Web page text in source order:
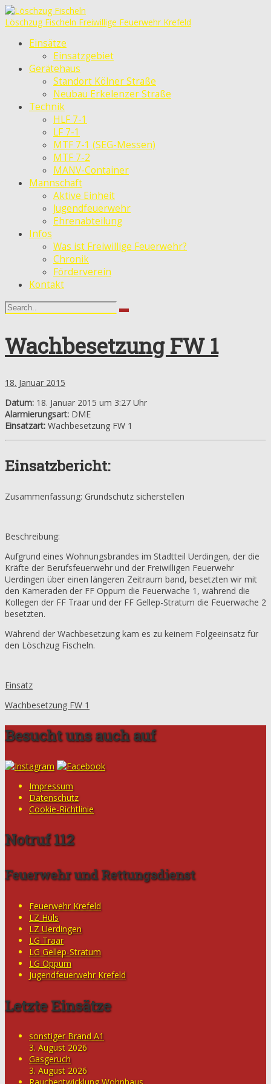
Löschzug Fischeln Freiwillige Feuerwehr Krefeld
Einsätze
Einsatzgebiet
Gerätehaus
Standort Kölner Straße
Neubau Erkelenzer Straße
Technik
HLF 7-1
LF 7-1
MTF 7-1 (SEG-Messen)
MTF 7-2
MANV-Container
Mannschaft
Aktive Einheit
Jugendfeuerwehr
Ehrenabteilung
Infos
Was ist Freiwillige Feuerwehr?
Chronik
Förderverein
Kontakt
Wachbesetzung FW 1
18. Januar 2015
Datum: 18. Januar 2015 um 3:27 Uhr
Alarmierungsart: DME
Einsatzart: Wachbesetzung FW 1
Einsatzbericht:
Zusammenfassung: Grundschutz sicherstellen
Beschreibung:
Aufgrund eines Wohnungsbrandes im Stadtteil Uerdingen, der die
Kräfte der Berufsfeuerwehr und der Freiwilligen Feuerwehr
Uerdingen über einen längeren Zeitraum band, besetzten wir mit
den Kameraden der FF Oppum die Feuerwache 1, während die
Kollegen der FF Traar und der FF Gellep-Stratum die Feuerwache 2
besetzten.
Während der Wachbesetzung kam es zu keinem Folgeeinsatz für
den Löschzug Fischeln.
Einsatz
Wachbesetzung FW 1
Besucht uns auch auf
Impressum
Datenschutz
Cookie-Richtlinie
Notruf 112
Feuerwehr und Rettungsdienst
Feuerwehr Krefeld
LZ Hüls
LZ Uerdingen
LG Traar
LG Gellep-Stratum
LG Oppum
Jugendfeuerwehr Krefeld
Letzte Einsätze
sonstiger Brand A1
3. August 2026
Gasgeruch
3. August 2026